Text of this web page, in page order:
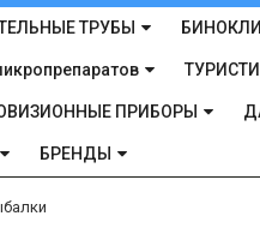
ТРУБЫ БИНОКЛИ
ПРИБОРЫ
БРЕНДЫ